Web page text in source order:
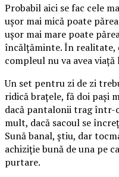
Probabil aici se fac cele
ușor mai mică poate
ușor mai mare poate
încălțăminte. În realitate,
compleul nu va avea
Un set pentru zi de zi
ridică brațele, fă doi pași
dacă pantalonii trag într-
mult, dacă sacoul se
Sună banal, știu, dar
achiziție bună de una pe
purtare.